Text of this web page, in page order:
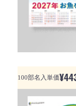
100部名入単価¥